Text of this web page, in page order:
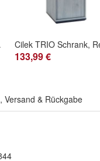
Cilek TRIO Schrank,
133,99 €
Versand & Rückgabe